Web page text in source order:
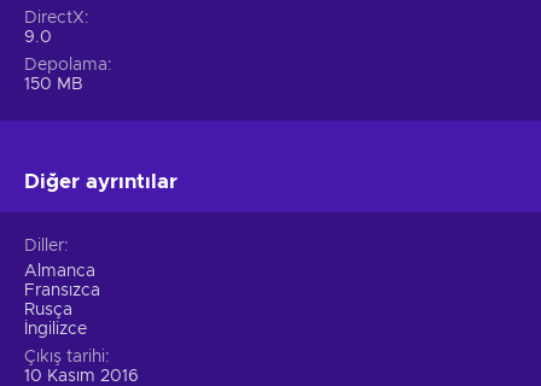
DirectX
9.0
Depolama
150 MB
Diğer ayrıntılar
Diller
Almanca
Fransızca
Rusça
İngilizce
Çıkış tarihi
10 Kasım 2016